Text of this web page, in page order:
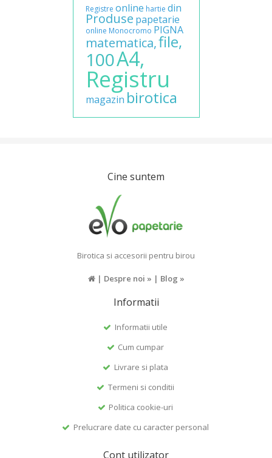
Registre online hartie din
Produse papetarie
online Monocromo PIGNA
matematica,file,
100A4,
Registru
magazin birotica
Cine suntem
Birotica si accesorii pentru birou
| Despre noi » | Blog »
Informatii
Informatii utile
Cum cumpar
Livrare si plata
Termeni si conditii
Politica cookie-uri
Prelucrare date cu caracter personal
Cont utilizator